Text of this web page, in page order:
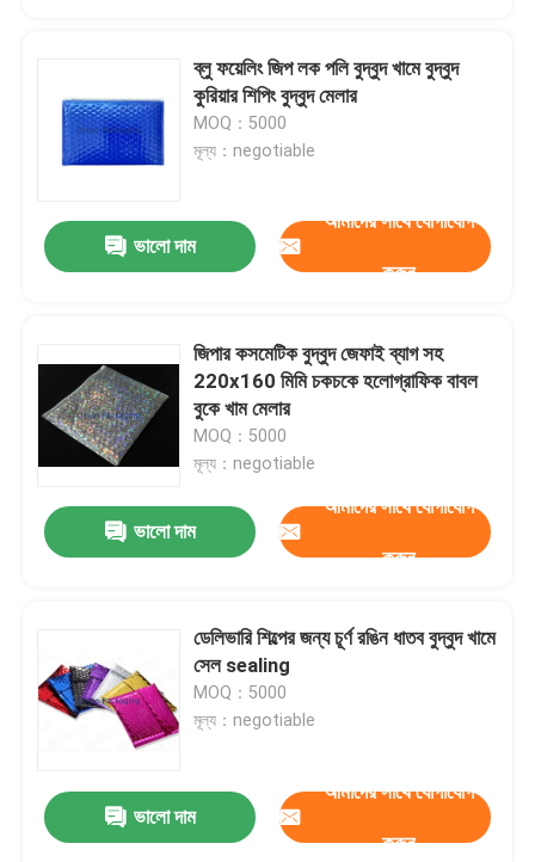
ব্লু ফয়েলিং জিপ লক পলি বুদ্বুদ খামে বুদ্বুদ
কুরিয়ার শিপিং বুদ্বুদ মেলার
MOQ：5000
মূল্য：negotiable
ভালো দাম
আমাদের সাথে যোগাযোগ
করুন
জিপার কসমেটিক বুদ্বুদ জেফাই ব্যাগ সহ
220x160 মিমি চকচকে হলোগ্রাফিক বাবল
বুকে খাম মেলার
MOQ：5000
মূল্য：negotiable
ভালো দাম
আমাদের সাথে যোগাযোগ
করুন
ডেলিভারি শিল্পের জন্য চূর্ণ রঙিন ধাতব বুদ্বুদ খামে
সেল sealing
MOQ：5000
মূল্য：negotiable
ভালো দাম
আমাদের সাথে যোগাযোগ
করুন